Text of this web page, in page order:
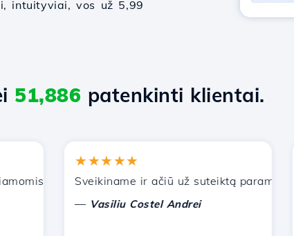
intuityviai, vos už 5,99
51,886 patenkinti klientai.
paslaugomis. Rekomendavau jus kitiems
★★★★★
Sveikiname ir ačiū už suteiktą paramą!
Vasiliu Costel Andrei